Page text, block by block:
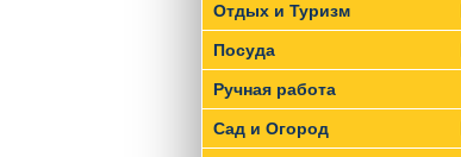
Отдых и Туризм
Посуда
Ручная работа
Сад и Огород